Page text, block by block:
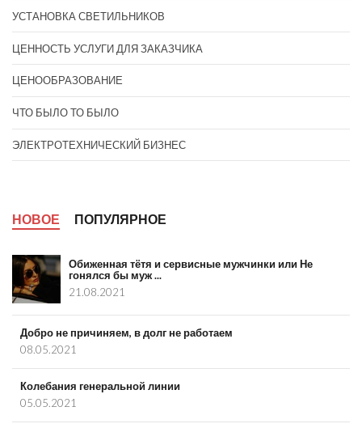
УСТАНОВКА СВЕТИЛЬНИКОВ
ЦЕННОСТЬ УСЛУГИ ДЛЯ ЗАКАЗЧИКА
ЦЕНООБРАЗОВАНИЕ
ЧТО БЫЛО ТО БЫЛО
ЭЛЕКТРОТЕХНИЧЕСКИЙ БИЗНЕС
НОВОЕ ПОПУЛЯРНОЕ
Обиженная тётя и сервисные мужчинки или Не
гонялся бы муж ...
21.08.2021
Добро не причиняем, в долг не работаем
08.05.2021
Колебания генеральной линии
05.05.2021